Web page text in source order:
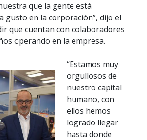
que la gente está
gusto en la corporación”, dijo el
que cuentan con colaboradores
operando en la empresa.
“Estamos muy
orgullosos de
nuestro capital
humano, con
ellos hemos
logrado llegar
hasta donde